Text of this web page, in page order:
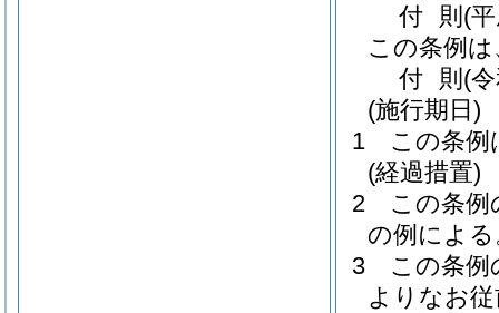
付 則 (
この条例
付 則 (
(施行期日)
1
この条例
(経過措置)
2
この条
の例による
3
この条例
よりなお